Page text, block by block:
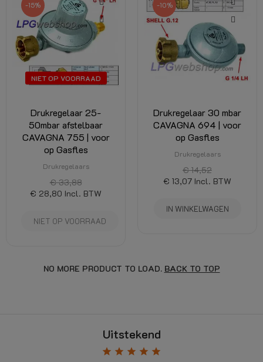
NIET OP VOORRAAD
-15%
Drukregelaar 25-
50mbar afstelbaar
CAVAGNA 755 | voor
op Gasfles
Drukregelaars
€ 33,88
€ 28,80 Incl. BTW
NIET OP VOORRAAD
-10%
Drukregelaar 30 mbar
CAVAGNA 694 | voor
op Gasfles
Drukregelaars
€ 14,52
€ 13,07 Incl. BTW
IN WINKELWAGEN
NO MORE PRODUCT TO LOAD. BACK TO TOP
Uitstekend
star star star star star